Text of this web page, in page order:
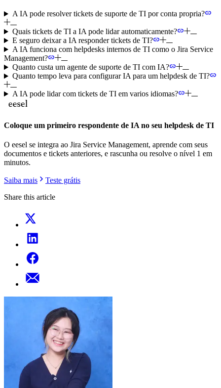
A IA pode resolver tickets de suporte de TI por conta propria?
Quais tickets de TI a IA pode lidar automaticamente?
E seguro deixar a IA responder tickets de TI?
A IA funciona com helpdesks internos de TI como o Jira Service
Management?
Quanto custa um agente de suporte de TI com IA?
Quanto tempo leva para configurar IA para um helpdesk de TI?
A IA pode lidar com tickets de TI em varios idiomas?
Coloque um primeiro respondente de IA no seu helpdesk de TI
O eesel se integra ao Jira Service Management, aprende com seus
documentos e tickets anteriores, e rascunha ou resolve o nível 1 em
minutos.
Saiba mais
Teste grátis
Share this article